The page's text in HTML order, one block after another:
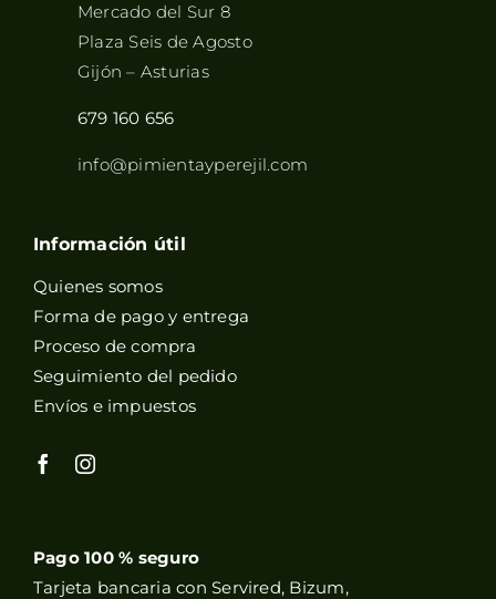
Mercado del Sur 8
Plaza Seis de Agosto
Gijón – Asturias
679 160 656
info@pimientayperejil.com
Información útil
Quienes somos
Forma de pago y entrega
Proceso de compra
Seguimiento del pedido
Envíos e impuestos
Pago 100 % seguro
Tarjeta bancaria con Servired, Bizum,